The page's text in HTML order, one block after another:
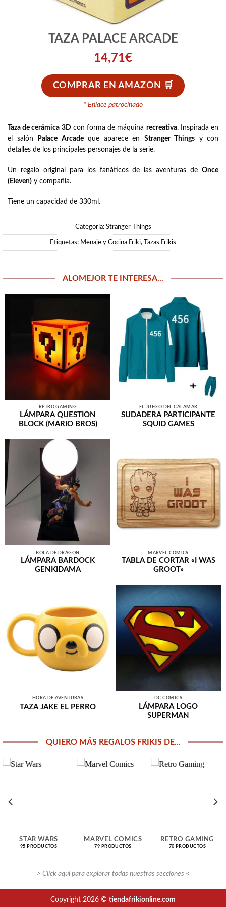
TAZA PALACE ARCADE
14,71€
COMPRAR EN AMAZON
* Enlace patrocinado
Taza de cerámica 3D con forma de máquina recreativa. Inspirada en
el salón
Palace Arcadeque aparece en Stranger Things y con
detalles de los principales personajes de la serie.
Un regalo original para los fanáticos de las aventuras de Once
(Eleven) y compañia.
Tiene un capacidad de 330ml.
Categoría: Stranger Things
Etiquetas: Menaje y Cocina Friki, Tazas Frikis
ALOMEJOR TE INTERESA...
RETRO GAMING
LÁMPARA QUESTION
BLOCK (MARIO BROS)
EL JUEGO DEL CALAMAR
SUDADERA PARTICIPANTE
SQUID GAMES
BOLA DE DRAGÓN
LÁMPARA BARDOCK
GENKIDAMA
MARVEL COMICS
TABLA DE CORTAR «I WAS
GROOT»
HORA DE AVENTURAS
TAZA JAKE EL PERRO
DC COMICS
LÁMPARA LOGO
SUPERMAN
QUIERO MÁS REGALOS FRIKIS DE...
STAR WARS
95 PRODUCTOS
MARVEL COMICS
79 PRODUCTOS
RETRO GAMING
70 PRODUCTOS
> Click aquí para explorar todas nuestras secciones <
Copyright 2026 © tiendafrikionline.com